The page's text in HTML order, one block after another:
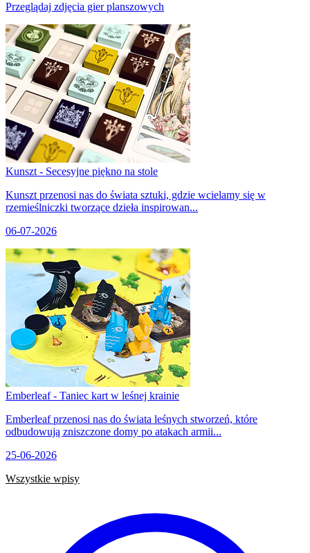
Przeglądaj zdjęcia gier planszowych
Kunszt - Secesyjne piękno na stole
Kunszt przenosi nas do świata sztuki, gdzie wcielamy się w
rzemieślniczki tworzące dzieła inspirowan...
06-07-2026
Emberleaf - Taniec kart w leśnej krainie
Emberleaf przenosi nas do świata leśnych stworzeń, które
odbudowują zniszczone domy po atakach armii...
25-06-2026
Wszystkie wpisy